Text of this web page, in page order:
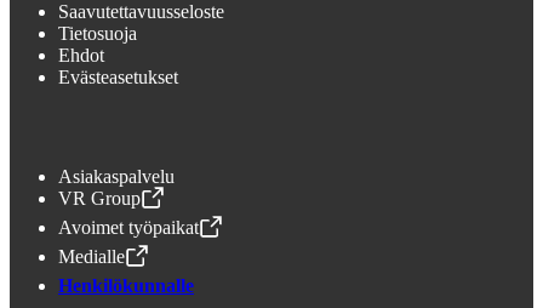
Saavutettavuusseloste
Tietosuoja
Ehdot
Evästeasetukset
Asiakaspalvelu
VR Group
,Avataan uudessa välilehdessä
Avoimet työpaikat
,Avataan uudessa välilehdessä
Medialle
,Avataan uudessa välilehdessä
Henkilökunnalle